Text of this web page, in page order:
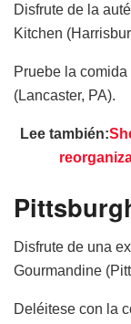
Disfrute de la
Kitchen
Pruebe la
(Lancaster, PA).
Lee también:
Disfrute de una
Gourmandine
Deléitese con la